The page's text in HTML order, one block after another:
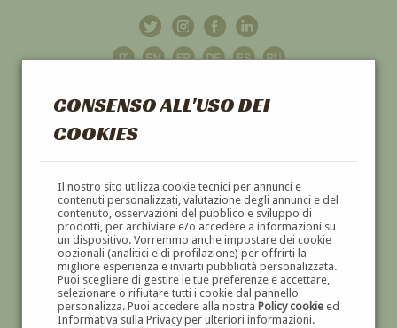
CONSENSO ALL'USO DEI
COOKIES
Il nostro sito utilizza cookie tecnici per annunci e
contenuti personalizzati, valutazione degli annunci e del
contenuto, osservazioni del pubblico e sviluppo di
prodotti, per archiviare e/o accedere a informazioni su
un dispositivo. Vorremmo anche impostare dei cookie
opzionali (analitici e di profilazione) per offrirti la
migliore esperienza e inviarti pubblicità personalizzata.
Puoi scegliere di gestire le tue preferenze e accettare,
selezionare o rifiutare tutti i cookie dal pannello
personalizza. Puoi accedere alla nostra Policy cookieed
Informativa sulla Privacy per ulteriori informazioni.
GALLERIAD'ARTE
DIPINTI E SCULTURE '800 E '900